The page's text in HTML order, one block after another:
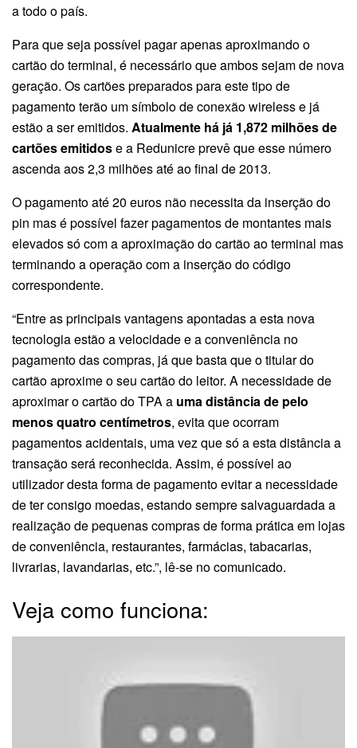
a todo o país.
Para que seja possível pagar apenas aproximando o
cartão do terminal, é necessário que ambos sejam de nova
geração. Os cartões preparados para este tipo de
pagamento terão um símbolo de conexão wireless e já
estão a ser emitidos. Atualmente há já 1,872 milhões de
cartões emitidose a Redunicre prevê que esse número
ascenda aos 2,3 milhões até ao final de 2013.
O pagamento até 20 euros não necessita da inserção do
pin mas é possível fazer pagamentos de montantes mais
elevados só com a aproximação do cartão ao terminal mas
terminando a operação com a inserção do código
correspondente.
“Entre as principais vantagens apontadas a esta nova
tecnologia estão a velocidade e a conveniência no
pagamento das compras, já que basta que o titular do
cartão aproxime o seu cartão do leitor. A necessidade de
aproximar o cartão do TPA a uma distância de pelo
menos quatro centímetros, evita que ocorram
pagamentos acidentais, uma vez que só a esta distância a
transação será reconhecida. Assim, é possível ao
utilizador desta forma de pagamento evitar a necessidade
de ter consigo moedas, estando sempre salvaguardada a
realização de pequenas compras de forma prática em lojas
de conveniência, restaurantes, farmácias, tabacarias,
livrarias, lavandarias, etc.”, lê-se no comunicado.
Veja como funciona: